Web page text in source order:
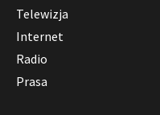
Telewizja
Internet
Radio
Prasa